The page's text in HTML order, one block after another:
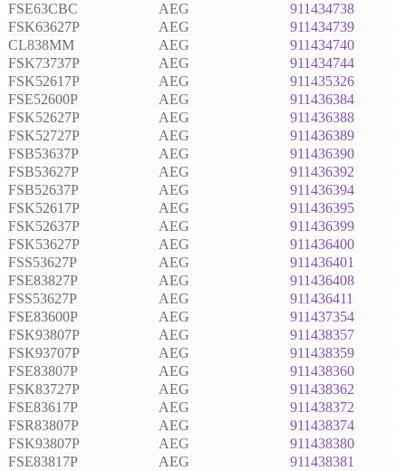
FSE63CBC
AEG
911434738
FSK63627P
AEG
911434739
CL838MM
AEG
911434740
FSK73737P
AEG
911434744
FSK52617P
AEG
911435326
FSE52600P
AEG
911436384
FSK52627P
AEG
911436388
FSK52727P
AEG
911436389
FSB53637P
AEG
911436390
FSB53627P
AEG
911436392
FSB52637P
AEG
911436394
FSK52617P
AEG
911436395
FSK52637P
AEG
911436399
FSK53627P
AEG
911436400
FSS53627P
AEG
911436401
FSE83827P
AEG
911436408
FSS53627P
AEG
911436411
FSE83600P
AEG
911437354
FSK93807P
AEG
911438357
FSK93707P
AEG
911438359
FSE83807P
AEG
911438360
FSK83727P
AEG
911438362
FSE83617P
AEG
911438372
FSR83807P
AEG
911438374
FSK93807P
AEG
911438380
FSE83817P
AEG
911438381